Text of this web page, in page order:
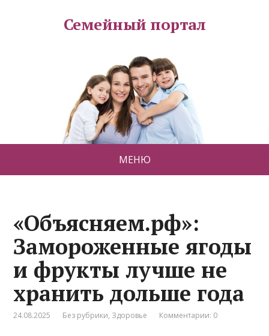
Семейный портал
МЕНЮ
«Объясняем.рф»:
Замороженные ягоды
и фрукты лучше не
хранить дольше года
24.08.2025 Без рубрики, Здоровье Комментарии: 0